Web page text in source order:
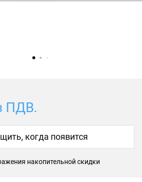
ПДВ.
когда появится
накопительной скидки